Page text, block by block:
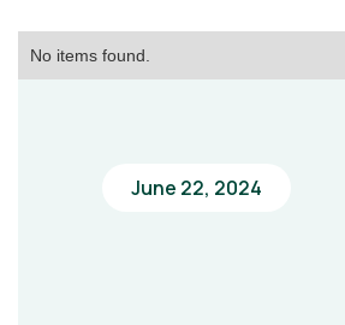
No items found.
June 22, 2024